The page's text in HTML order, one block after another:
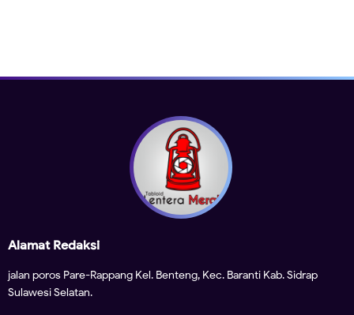
Alamat Redaksi
jalan poros Pare-Rappang Kel. Benteng, Kec. Baranti Kab. Sidrap
Sulawesi Selatan.